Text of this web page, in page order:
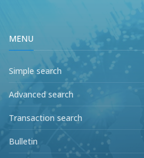
MENU
Simple search
Advanced search
Transaction search
Bulletin